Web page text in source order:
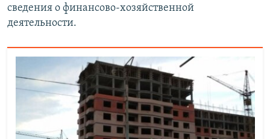
сведения о финансово-хозяйственной
деятельности.